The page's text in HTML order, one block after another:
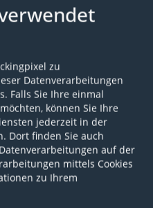
Weitere
unserer
versichern
vor
werden. Falls
Verwendung der
Sie vermuten, dass
verwendet werden,
unverzüglich zu
ist nicht auf
zu
Datenverarbeitungen
Falls Sie Ihre einmal
können Sie Ihre
jederzeit in der
Dort finden Sie auch
auf der
mittels Cookies
zu Ihrem